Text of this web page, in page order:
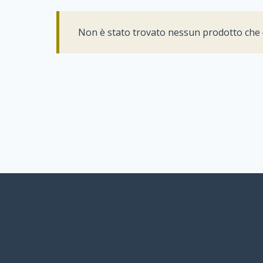
Non è stato trovato nessun prodotto che